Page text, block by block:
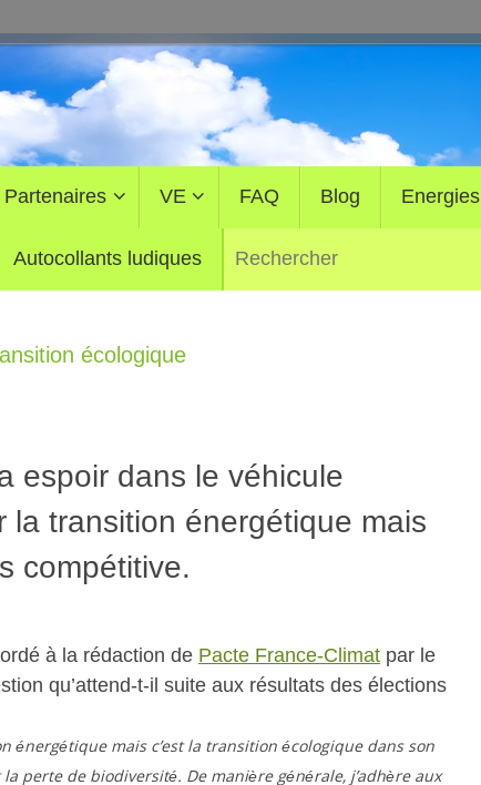
Partenaires VE FAQ Blog Energies
Autocollants ludiques
écologique
espoir dans le véhicule
la transition énergétique mais
compétitive.
à la rédaction de Pacte France-Climat par le
qu’attend-t-il suite aux résultats des élections
énergétique mais c’est la transition écologique dans son
perte de biodiversité. De manière générale, j’adhère aux